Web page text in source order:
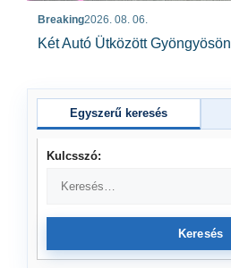
Breaking2026. 08. 06.
Két Autó Ütközött Gyöngyösön
Egyszerű keresés
Kulcsszó:
Keresés